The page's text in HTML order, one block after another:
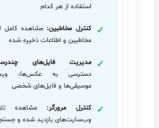
استفاده از هر کدام
کنترل مخاطبین: مشاهده کامل
مخاطبین و اطلاعات ذخیره شده
مدیریت فایل‌های
دسترسی به عکس‌ها،
موسیقی‌ها و فایل‌های شخصی
کنترل مرورگر: مشاهده
وب‌سایت‌های بازدید شده و